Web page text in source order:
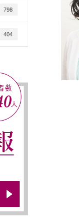
798
404